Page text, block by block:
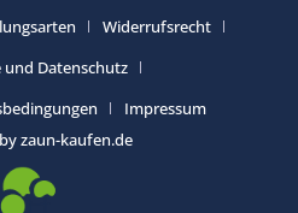
Widerrufsrecht
und Datenschutz
Impressum
zaun-kaufen.de